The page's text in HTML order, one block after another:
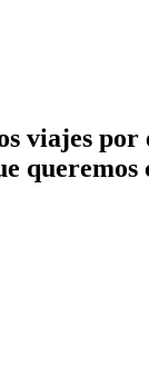
viajes por